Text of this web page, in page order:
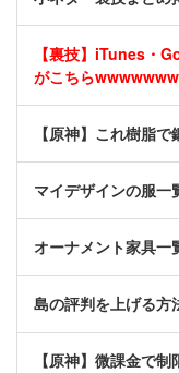
【裏技】iTunes・
がこちら
【原神】これ樹脂
マイデザインの服一
オーナメント家具一
島の評判を上げる方
【原神】微課金で